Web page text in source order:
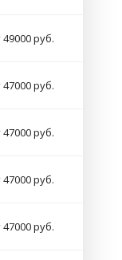
49000 руб.
47000 руб.
47000 руб.
47000 руб.
47000 руб.